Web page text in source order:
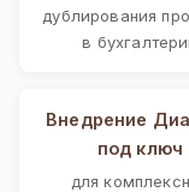
дублирования
в
Внедрение
под ключ
для